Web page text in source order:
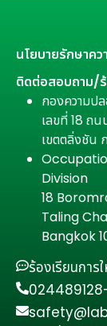
นโยบายรักษาค
ติดต่อสอบถาม/ร้
กองความป
เลขที่ 18 ถ
เขตตลิ่งชัน
Division
18
Taling
Bangkok
ร้องเรียนกา